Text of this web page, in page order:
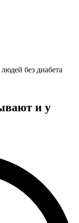
без диабета
и у